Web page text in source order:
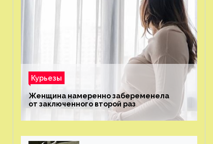
Курьезы
Женщина намеренно забеременела
от заключенного второй раз